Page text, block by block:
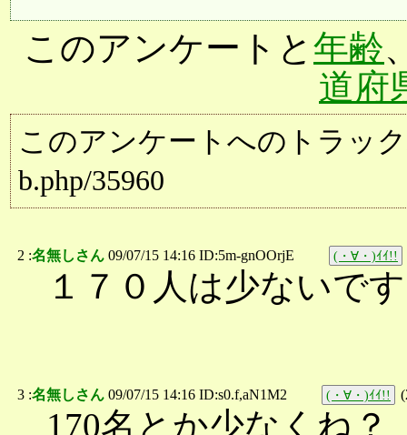
このアンケートと 年齢
道府
このアンケートへのトラッ
b.php/35960
2 :名無しさん 09/07/15 14:16 ID:5m-gnOOrjE (・∀・)ｲｲ!!
１７０人は少ないで
3 :名無しさん 09/07/15 14:16 ID:s0.f,aN1M2 (・∀・)ｲｲ!! (
170名とか少なくね？